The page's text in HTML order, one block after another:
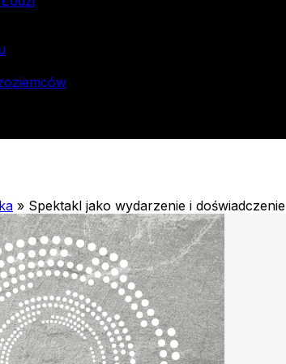
» Spektakl jako wydarzenie i doświadczenie